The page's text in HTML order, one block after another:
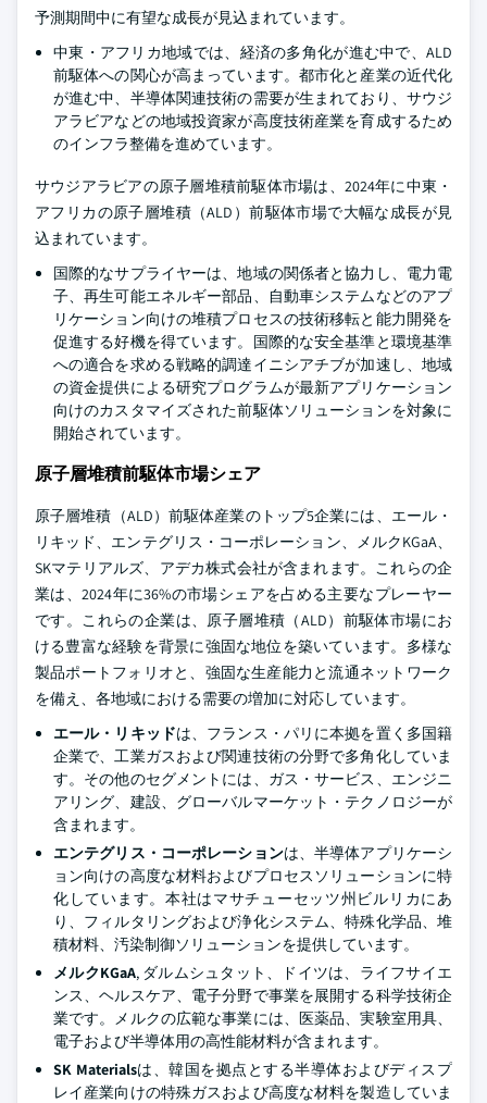
予測期間中に有望な成長が見込まれています。
中東・アフリカ地域では、経済の多角化が進む中で、ALD
前駆体への関心が高まっています。都市化と産業の近代化
が進む中、半導体関連技術の需要が生まれており、サウジ
アラビアなどの地域投資家が高度技術産業を育成するため
のインフラ整備を進めています。
サウジアラビアの原子層堆積前駆体市場は、2024年に中東・
アフリカの原子層堆積（ALD）前駆体市場で大幅な成長が見
込まれています。
国際的なサプライヤーは、地域の関係者と協力し、電力電
子、再生可能エネルギー部品、自動車システムなどのアプ
リケーション向けの堆積プロセスの技術移転と能力開発を
促進する好機を得ています。国際的な安全基準と環境基準
への適合を求める戦略的調達イニシアチブが加速し、地域
の資金提供による研究プログラムが最新アプリケーション
向けのカスタマイズされた前駆体ソリューションを対象に
開始されています。
原子層堆積前駆体市場シェア
原子層堆積（ALD）前駆体産業のトップ5企業には、エール・
リキッド、エンテグリス・コーポレーション、メルクKGaA、
SKマテリアルズ、アデカ株式会社が含まれます。これらの企
業は、2024年に36%の市場シェアを占める主要なプレーヤー
です。これらの企業は、原子層堆積（ALD）前駆体市場にお
ける豊富な経験を背景に強固な地位を築いています。多様な
製品ポートフォリオと、強固な生産能力と流通ネットワーク
を備え、各地域における需要の増加に対応しています。
エール・リキッドは、フランス・パリに本拠を置く多国籍
企業で、工業ガスおよび関連技術の分野で多角化していま
す。その他のセグメントには、ガス・サービス、エンジニ
アリング、建設、グローバルマーケット・テクノロジーが
含まれます。
エンテグリス・コーポレーションは、半導体アプリケーシ
ョン向けの高度な材料およびプロセスソリューションに特
化しています。本社はマサチューセッツ州ビルリカにあ
り、フィルタリングおよび浄化システム、特殊化学品、堆
積材料、汚染制御ソリューションを提供しています。
メルクKGaA, ダルムシュタット、ドイツは、ライフサイエ
ンス、ヘルスケア、電子分野で事業を展開する科学技術企
業です。メルクの広範な事業には、医薬品、実験室用具、
電子および半導体用の高性能材料が含まれます。
SK Materialsは、韓国を拠点とする半導体およびディスプ
レイ産業向けの特殊ガスおよび高度な材料を製造していま